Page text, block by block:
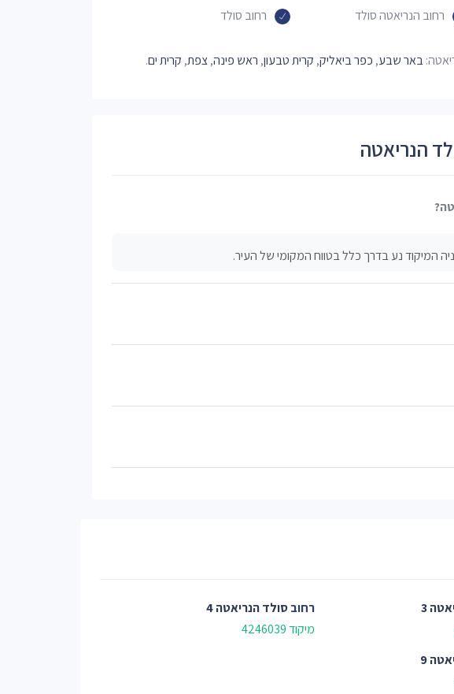
רחוב הנריאטה סולד
רחוב סולד
באר שבע, כפר ביאליק, קרית טבעון, ראש פינה,צפת, קרית ים.
הנריאטה
המיקוד נע בדרך כלל בטווח המקומי של העיר.
3
רחובסולד הנריאטה 4
מיקוד 4246039
9